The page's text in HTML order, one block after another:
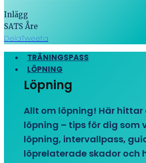
Inlägg
SATS Åre
DelaTweeta
TRÄNINGSPASS
LÖPNING
Löpning
Allt om löpning! Här hittar
löpning – tips för dig som
löpning, intervallpass,
löprelaterade skador och